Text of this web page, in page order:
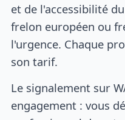
et de l'accessibilité
frelon européen ou
l'urgence. Chaque
son tarif.
Le signalement sur
engagement : vous